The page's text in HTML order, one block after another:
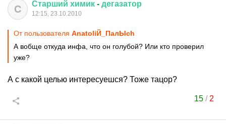
С Старший химик - дегазатор
12:15, 23.10.2010
От пользователя AnatoliЙ_ПaлЫch
А вобще откуда инфа, что он голубой? Или кто проверил
уже?
А с какой целью интересуешся? Тоже тацор?
15 / 2